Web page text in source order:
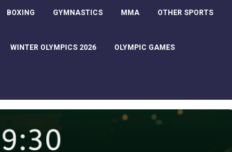
BOXING GYMNASTICS MMA OTHER SPORTS
WINTER OLYMPICS 2026 OLYMPIC GAMES